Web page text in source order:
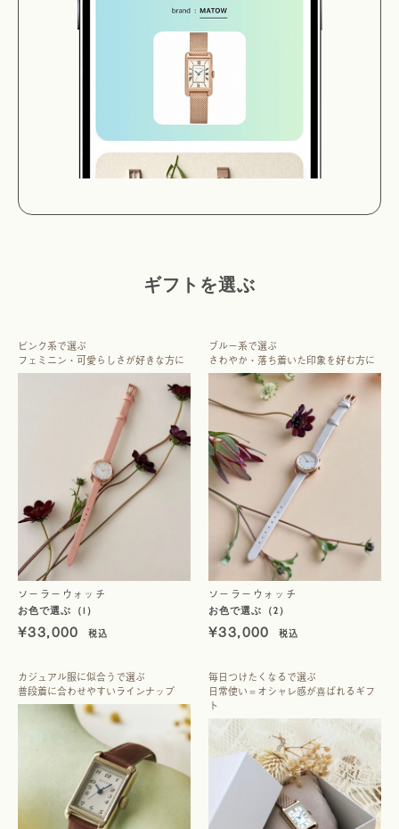
ギフトを選ぶ
ソーラーウォッチ
お色で選ぶ（1）
¥33,000
ソーラーウォッチ
お色で選ぶ（2）
¥33,000